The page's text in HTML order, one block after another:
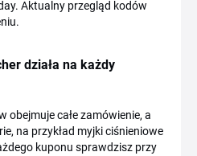
Aktualny przegląd kodów
działa na każdy
obejmuje całe zamówienie, a
na przykład myjki ciśnieniowe
kuponu sprawdzisz przy